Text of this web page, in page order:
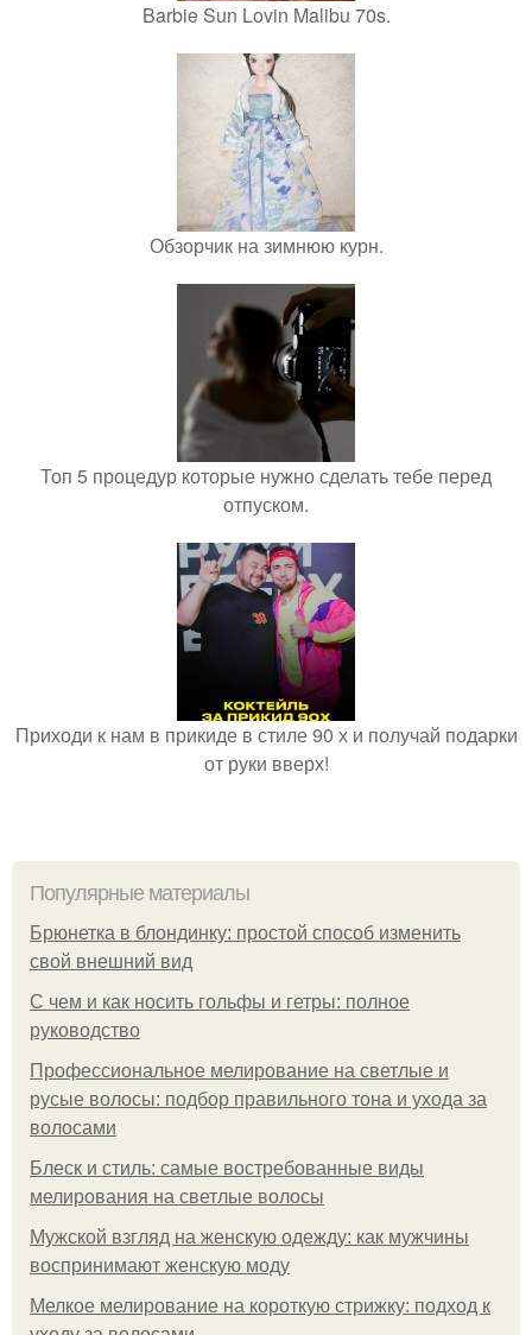
Barbie Sun Lovin Malibu 70s.
Обзорчик на зимнюю курн.
Топ 5 процедур которые нужно сделать тебе перед
отпуском.
Приходи к нам в прикиде в стиле 90 х и получай подарки
от руки вверх!
Популярные материалы
Брюнетка в блондинку: простой способ изменить
свой внешний вид
С чем и как носить гольфы и гетры: полное
руководство
Профессиональное мелирование на светлые и
русые волосы: подбор правильного тона и ухода за
волосами
Блеск и стиль: самые востребованные виды
мелирования на светлые волосы
Мужской взгляд на женскую одежду: как мужчины
воспринимают женскую моду
Мелкое мелирование на короткую стрижку: подход к